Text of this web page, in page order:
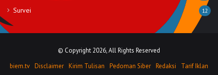
Survei 12
© Copyright 2026, All Rights Reserved
biem.tv Disclaimer Kirim Tulisan Pedoman Siber Redaksi Tarif Iklan